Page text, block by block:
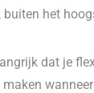
het
dat je